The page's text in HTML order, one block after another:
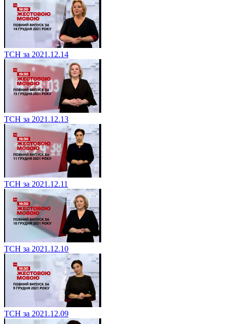
ТСН за 2021.12.14
ТСН за 2021.12.13
ТСН за 2021.12.11
ТСН за 2021.12.10
ТСН за 2021.12.09